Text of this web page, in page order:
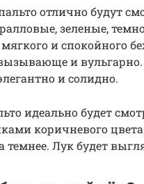
отлично будут
зеленые,
и спокойного
и
и солидно.
идеально будет
коричневого
темнее. Лук будет